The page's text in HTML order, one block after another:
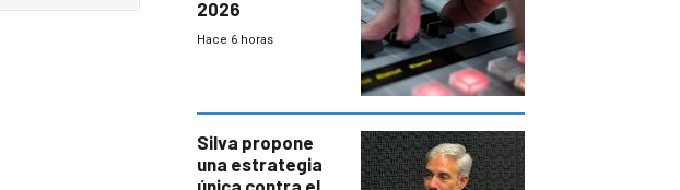
2026
Hace 6 horas
Silva propone
una estrategia
única contra el